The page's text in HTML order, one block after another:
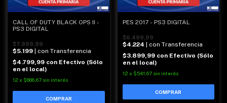
CALL OF DUTY BLACK OPS II -
PS3 DIGITAL
$7.999,99
$5.199
| con Transferencia
$4.799,99 con Efectivo (Sólo
en el local)
12 x $666,67 sin interés
PES 2017 - PS3 DIGITAL
$6.499,99
$4.224
| con Transferencia
$3.899,99 con Efectivo (Sólo
en el local)
12 x $541,67 sin interés